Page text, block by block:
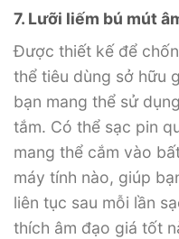
7. Lưỡi liếm bú mút
Được thiết kế để
thể tiêu dùng sở hữu
bạn mang thể sử
tắm. Có thể sạc pin
mang thể cắm vào
máy tính nào, giúp
liên tục sau mỗi lần
thích âm đạo giá tốt